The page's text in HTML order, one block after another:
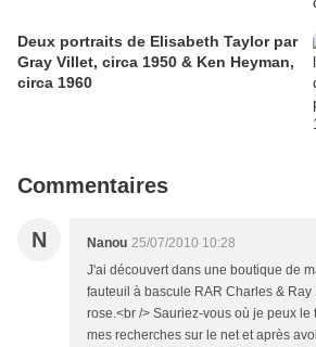
Deux portraits de Elisabeth Taylor par
Gray Villet, circa 1950 & Ken Heyman,
circa 1960
Commentaires
N Nanou 25/07/2010 10:28
J'ai découvert dans une boutique de
fauteuil à bascule RAR Charles & Ray
rose.<br /> Sauriez-vous où je peux le
mes recherches sur le net et après